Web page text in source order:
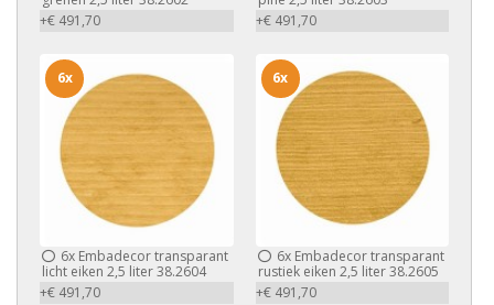
+€ 491,70
+€ 491,70
6x Embadecor transparant
licht eiken 2,5 liter 38.2604
+€ 491,70
6x
6xEmbadecor transparant
rustiek eiken 2,5 liter 38.2605
+€ 491,70
6x